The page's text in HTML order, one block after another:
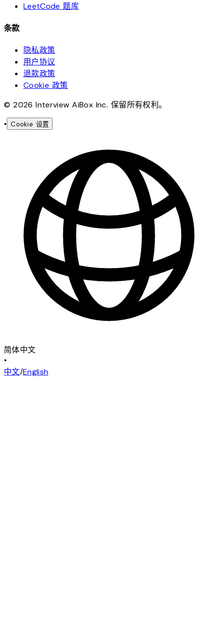
LeetCode 题库
条款
隐私政策
用户协议
退款政策
Cookie 政策
© 2026 Interview AiBox Inc. 保留所有权利。
• Cookie 设置
简体中文
•
中文/English